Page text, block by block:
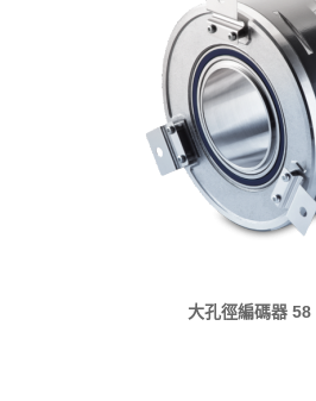
大孔徑編碼器 58